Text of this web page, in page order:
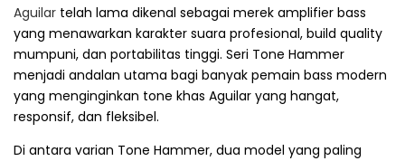
Aguilar telah lama dikenal sebagai merek amplifier bass
yang menawarkan karakter suara profesional, build quality
mumpuni, dan portabilitas tinggi. Seri Tone Hammer
menjadi andalan utama bagi banyak pemain bass modern
yang menginginkan tone khas Aguilar yang hangat,
responsif, dan fleksibel.
Di antara varian Tone Hammer, dua model yang paling